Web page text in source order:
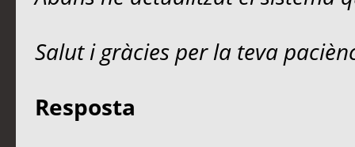
Salut i gràcies per la teva
Resposta